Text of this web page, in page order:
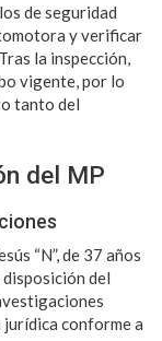
de seguridad
y verificar
la inspección,
vigente, por lo
tanto del
del MP
“N”, de 37 años
del
conforme a